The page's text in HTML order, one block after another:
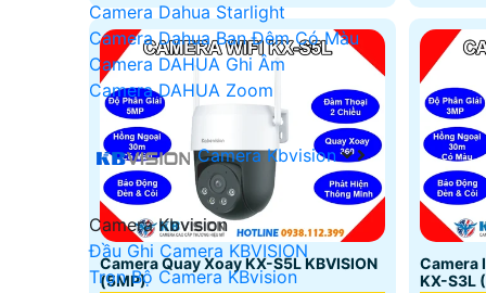
Camera Dahua Starlight
Camera Dahua Ban Đêm Có Màu
Camera DAHUA Ghi Âm
Camera DAHUA Zoom
Camera Kbvision
Camera Kbvision
Đầu Ghi Camera KBVISION
Trọn Bộ Camera KBvision
Camera Quay Xoay KX-S5L KBVISION
(5MP)
Camera
KX-S3L